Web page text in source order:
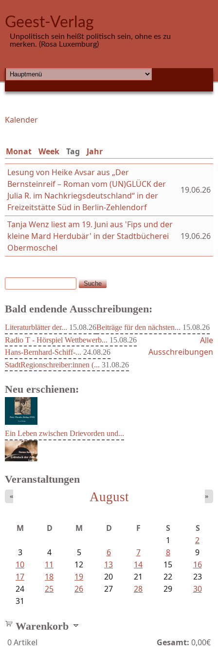
Geest-Verlag
Unpolitisch sein heißt politisch sein, ohne es zu
merken. (Rosa Luxemburg)
HAUPTMENÜ
Sie sind hier
Kalender
Monat Week Tag (aktiver Reiter)
Jahr
Lesung von Heike Avsar aus „Der
Bernsteinreif – Roman vom (UN)GLÜCK der
Julia R. im Nachkriegsdeutschland“ in der
Freizeitstätte Süd in Berlin-Zehlendorf
19.06.26
Tanja Wenz liest am 19. Juni aus 'Fips und der
kleine Mard Herdubär' in der Stadtbücherei
Obermoschel
19.06.26
Suchformular
Suche
Bald endende Ausschreibungen:
Literaturblätter der... 15.08.26Beiträge für den nächsten... 15.08.26
Radio T - Hörspiel Wettbewerb... 15.08.26
Hans-Bernhard-Schiff-... 24.08.26
StadtRegionschreiber:innen (... 31.08.26
Alle
Ausschreibungen
Neu erschienen:
Ein Leben zwischen Drievorden und...
Veranstaltungen
August
« »
M D M D F S
S
1
2
3
4 5 6 7 8
9
10
11 12 13 14 15
16
17
18 19 20 21 22
23
24
25 26 27 28 29
30
31
Warenkorb
0Artikel Gesamt: 0,00€